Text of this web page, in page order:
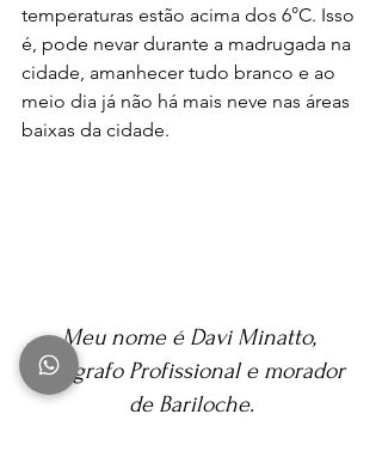
temperaturas estão acima dos 6°C. Isso
é, pode nevar durante a madrugada na
cidade, amanhecer tudo branco e ao
meio dia já não há mais neve nas áreas
baixas da cidade.
Meu nome é Davi Minatto,
Fotógrafo Profissional e morador
de Bariloche.